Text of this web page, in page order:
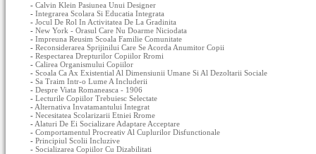
- Calvin Klein Pasiunea Unui Designer
- Integrarea Scolara Si Educatia Integrata
- Jocul De Rol In Activitatea De La Gradinita
- New York - Orasul Care Nu Doarme Niciodata
- Impreuna Reusim Scoala Familie Comunitate
- Reconsiderarea Sprijinilui Care Se Acorda Anumitor Copii
- Respectarea Drepturilor Copiilor Rromi
- Calirea Organismului Copiilor
- Scoala Ca Ax Existential Al Dimensiunii Umane Si Al Dezoltarii Sociale
- Sa Traim Intr-o Lume A Includerii
- Despre Viata Romaneasca - 1906
- Lecturile Copiilor Trebuiesc Selectate
- Alternativa Invatamantului Integrat
- Necesitatea Scolarizarii Etniei Rrome
- Alaturi De Ei Socializare Adaptare Acceptare
- Comportamentul Procreativ Al Cuplurilor Disfunctionale
- Principiul Scolii Incluzive
- Socializarea Copiilor Cu Dizabilitati